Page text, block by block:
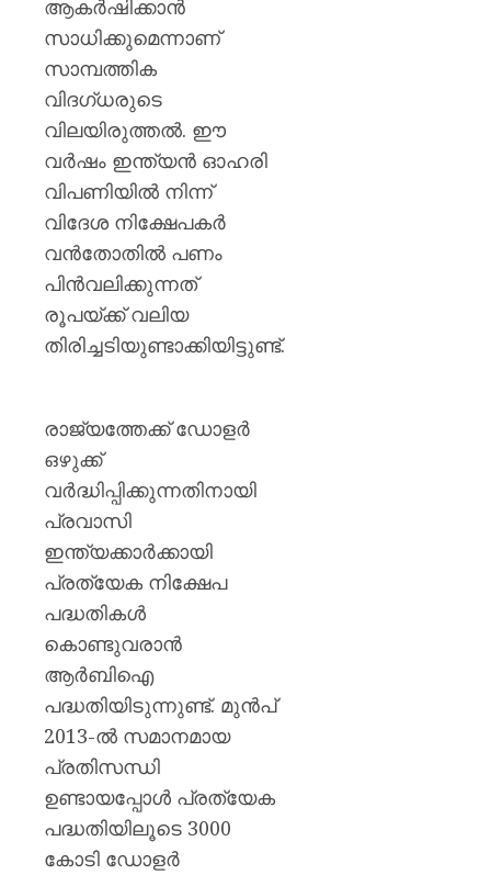
ആകർഷിക്കാൻ
സാധിക്കുമെന്നാണ്
സാമ്പത്തിക
വിദഗ്ധരുടെ
വിലയിരുത്തൽ. ഈ
വർഷം ഇന്ത്യൻ ഓഹരി
വിപണിയിൽ നിന്ന്
വിദേശ നിക്ഷേപകർ
വൻതോതിൽ പണം
പിൻവലിക്കുന്നത്
രൂപയ്ക്ക് വലിയ
തിരിച്ചടിയുണ്ടാക്കിയിട്ടുണ്ട്.
രാജ്യത്തേക്ക് ഡോളർ
ഒഴുക്ക്
വർദ്ധിപ്പിക്കുന്നതിനായി
പ്രവാസി
ഇന്ത്യക്കാർക്കായി
പ്രത്യേക നിക്ഷേപ
പദ്ധതികൾ
കൊണ്ടുവരാൻ
ആർബിഐ
പദ്ധതിയിടുന്നുണ്ട്. മുൻപ്
2013-ൽ സമാനമായ
പ്രതിസന്ധി
ഉണ്ടായപ്പോൾ പ്രത്യേക
പദ്ധതിയിലൂടെ 3000
കോടി ഡോളർ